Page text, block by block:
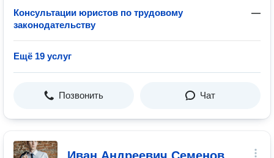
Консультации юристов по трудовому
законодательству
—
Ещё 19 услуг
Позвонить Чат